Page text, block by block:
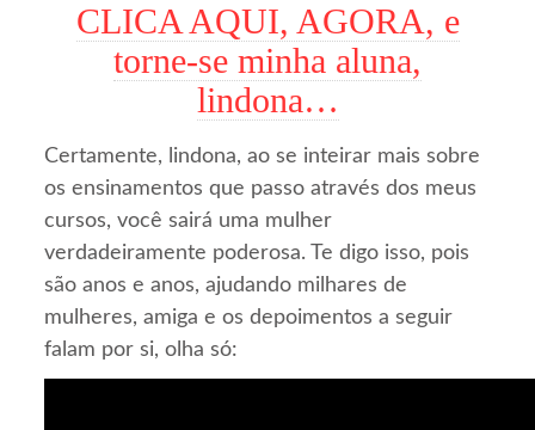
CLICA AQUI, AGORA, e
torne-se minha aluna,
lindona…
Certamente, lindona, ao se inteirar mais sobre
os ensinamentos que passo através dos meus
cursos, você sairá uma mulher
verdadeiramente poderosa. Te digo isso, pois
são anos e anos, ajudando milhares de
mulheres, amiga e os depoimentos a seguir
falam por si, olha só: